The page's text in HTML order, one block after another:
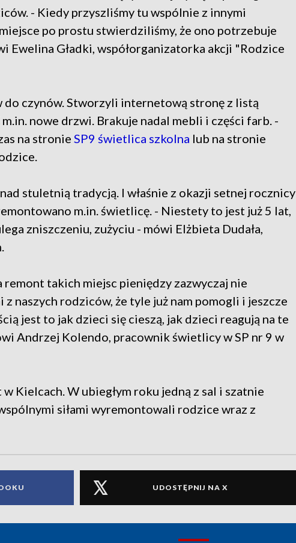
- Kiedy przyszliśmy tu wspólnie z innymi
po prostu stwierdziliśmy, że ono potrzebuje
Ewelina Gładki, współorganizatorka akcji "Rodzice
do czynów. Stworzyli internetową stronę z listą
nowe drzwi. Brakuje nadal mebli i części farb. -
na stronie SP9 świetlica szkolna lub na stronie
stuletnią tradycją. I właśnie z okazji setnej rocznicy
m.in. świetlicę. - Niestety to jest już 5 lat,
zniszczeniu, zużyciu - mówi Elżbieta Dudała,
remont takich miejsc pieniędzy zazwyczaj nie
z naszych rodziców, że tyle już nam pomogli i jeszcze
jest to jak dzieci się cieszą, jak dzieci reagują na te
Andrzej Kolendo, pracownik świetlicy w SP nr 9 w
Kielcach. W ubiegłym roku jedną z sal i szatnie
siłami wyremontowali rodzice wraz z
UDOSTĘPNIJ NA X